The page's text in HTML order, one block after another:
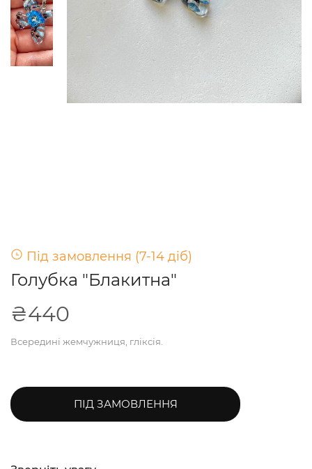
Під замовлення (7-14 діб)
Голубка "Блакитна"
₴440
Всередині жемчужниця, гліксія.
ПІД ЗАМОВЛЕННЯ